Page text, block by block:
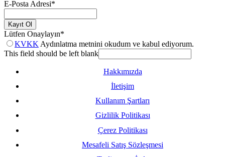
E-Posta Adresi*
Kayıt Ol
Lütfen Onaylayın*
KVKK Aydınlatma metnini okudum ve kabul ediyorum.
This field should be left blank
Hakkımızda
İletişim
Kullanım Şartları
Gizlilik Politikası
Çerez Politikası
Mesafeli Satış Sözleşmesi